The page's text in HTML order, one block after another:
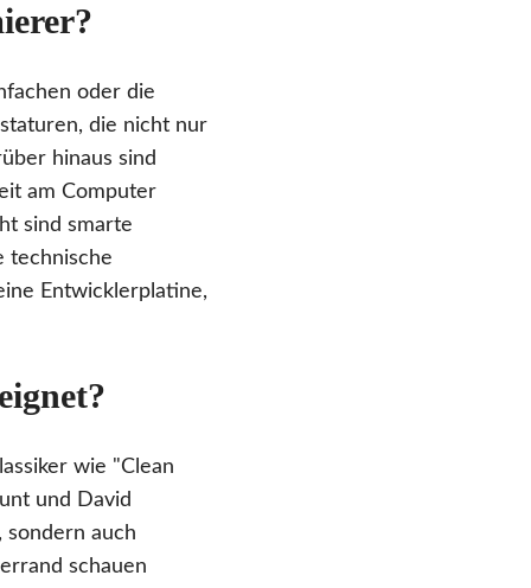
oder die
die nicht nur
hinaus sind
am Computer
sind smarte
technische
Entwicklerplatine,
wie "Clean
und David
auch
schauen